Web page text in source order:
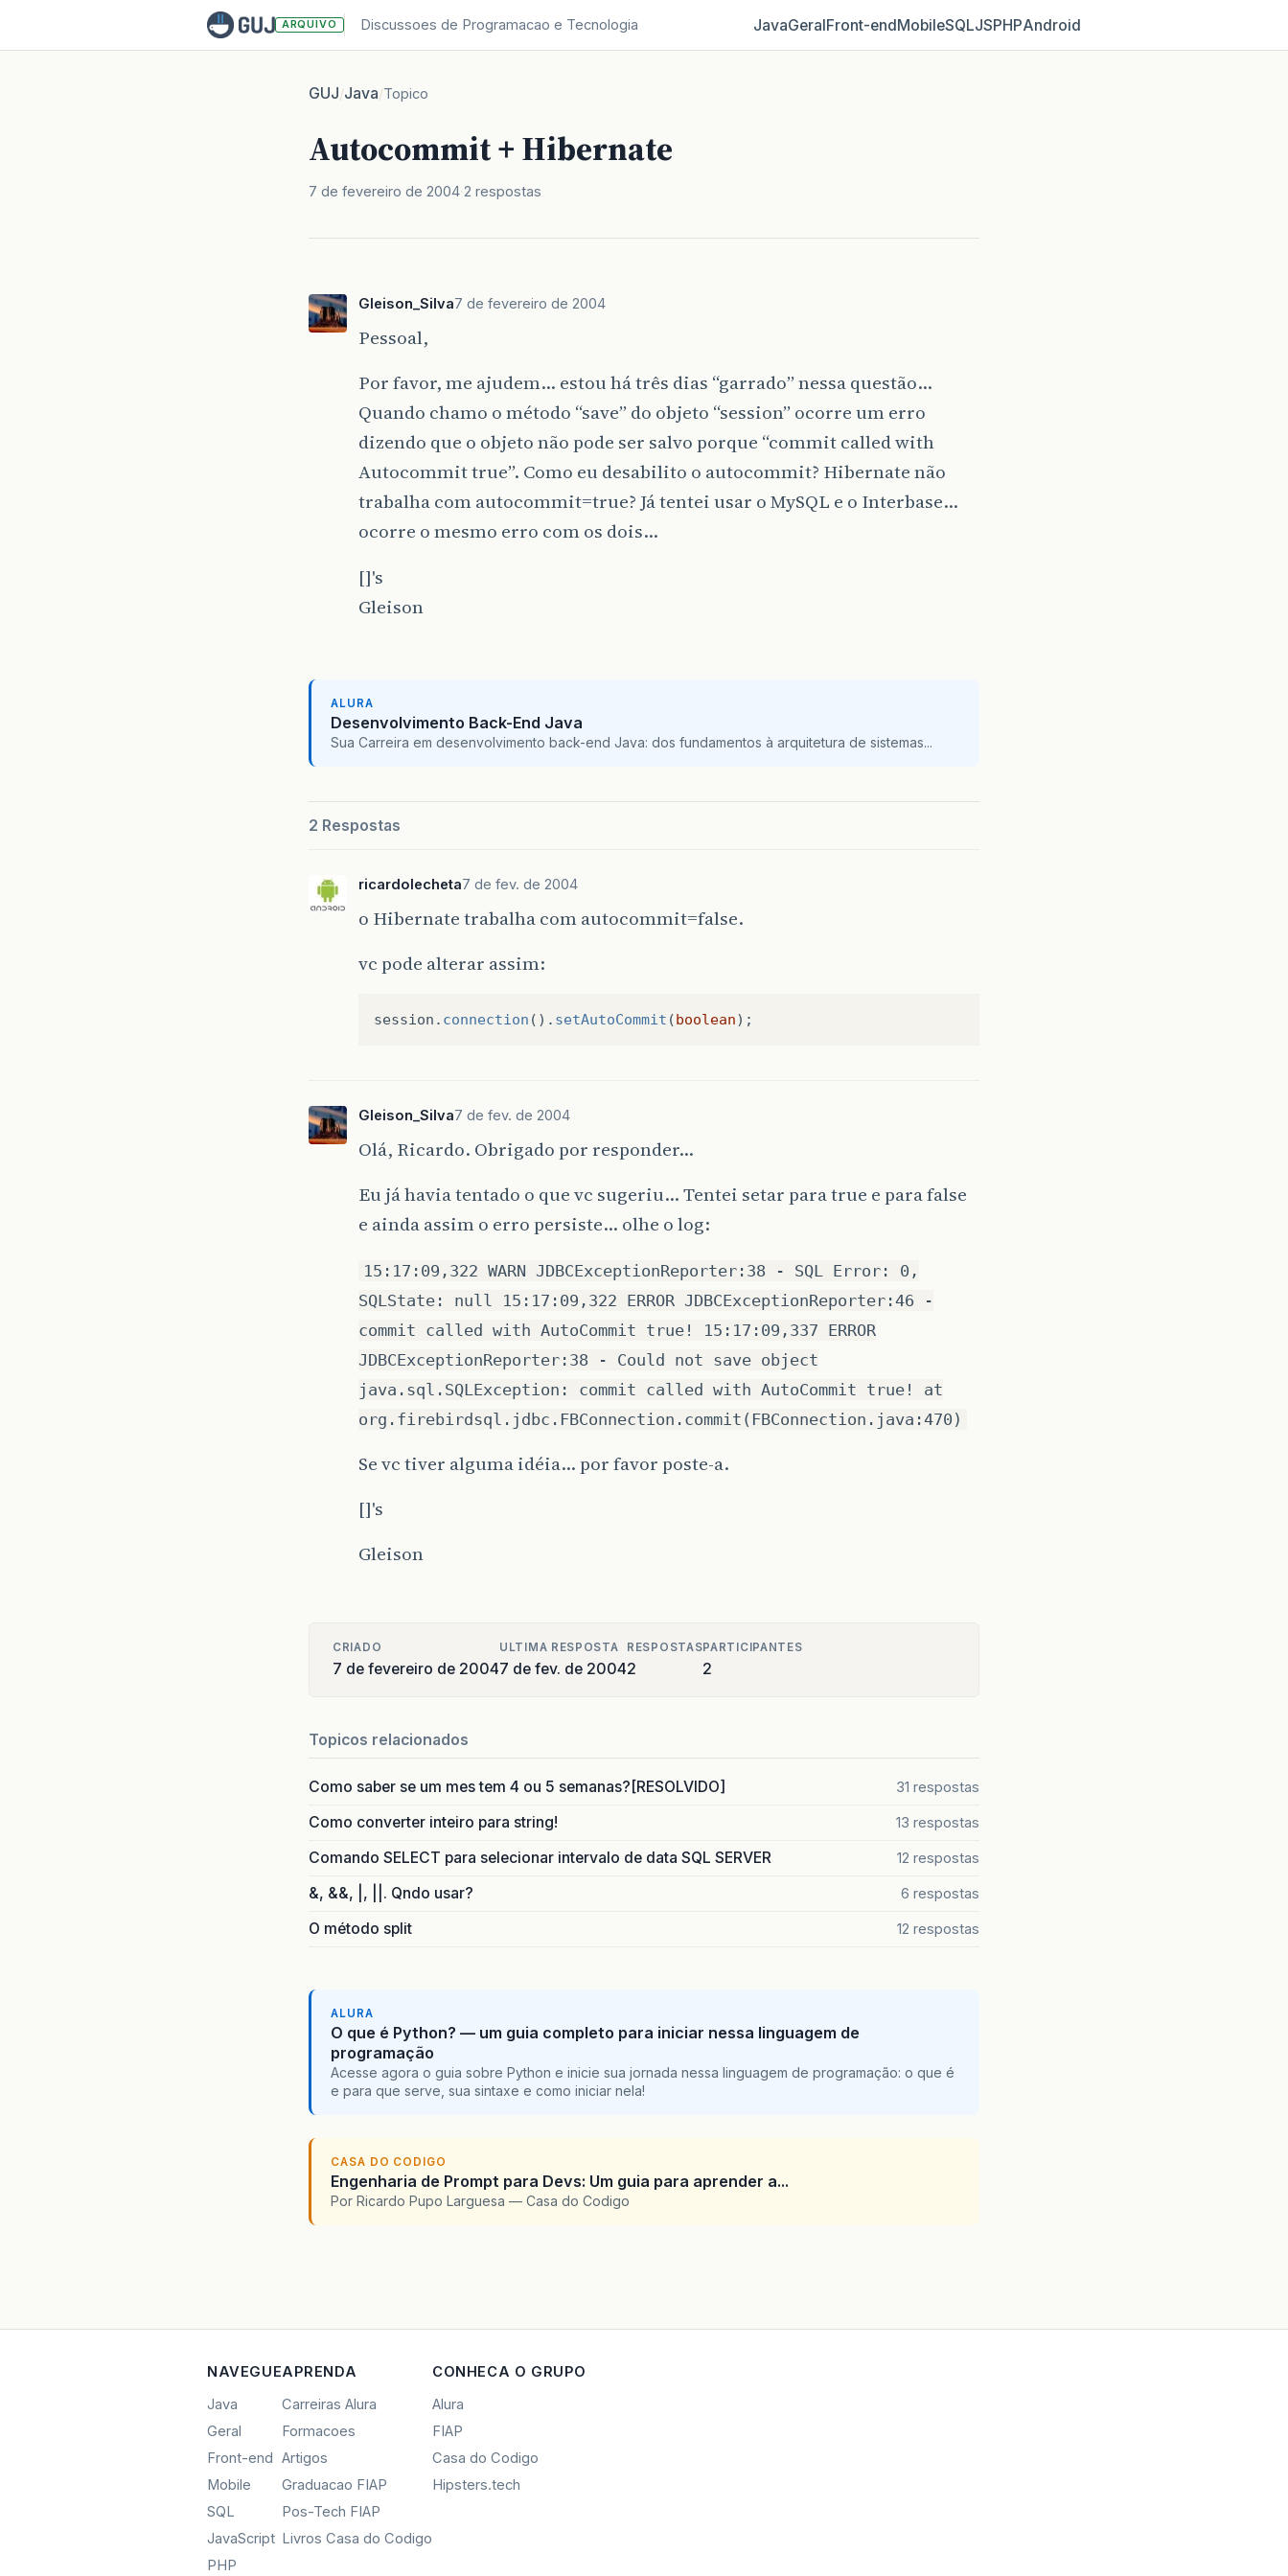
ARQUIVO Discussoes de Programacao e Tecnologia JavaGeralFront‑endMobileSQLJSPHPAndroid
GUJ/Java/Topico
Autocommit + Hibernate
7 de fevereiro de 2004 2 respostas
Gleison_Silva7 de fevereiro de 2004
Pessoal,
Por favor, me ajudem… estou há três dias “garrado” nessa questão…
Quando chamo o método “save” do objeto “session” ocorre um erro
dizendo que o objeto não pode ser salvo porque “commit called with
Autocommit true”. Como eu desabilito o autocommit? Hibernate não
trabalha com autocommit=true? Já tentei usar o MySQL e o Interbase…
ocorre o mesmo erro com os dois…
[]'s
Gleison
ALURA
Desenvolvimento Back-End Java
Sua Carreira em desenvolvimento back-end Java: dos fundamentos à arquitetura de sistemas...
2 Respostas
ricardolecheta7 de fev. de 2004
o Hibernate trabalha com autocommit=false.
vc pode alterar assim:
session . connection (). setAutoCommit (boolean);
Gleison_Silva7 de fev. de 2004
Olá, Ricardo. Obrigado por responder…
Eu já havia tentado o que vc sugeriu… Tentei setar para true e para false
e ainda assim o erro persiste… olhe o log:
15:17:09,322 WARN JDBCExceptionReporter:38 - SQL Error: 0,
SQLState: null 15:17:09,322 ERROR JDBCExceptionReporter:46 -
commit called with AutoCommit true! 15:17:09,337 ERROR
JDBCExceptionReporter:38 - Could not save object
java.sql.SQLException: commit called with AutoCommit true! at
org.firebirdsql.jdbc.FBConnection.commit(FBConnection.java:470)
Se vc tiver alguma idéia… por favor poste-a.
[]'s
Gleison
CRIADO
7 de fevereiro de 2004
ULTIMA RESPOSTA
7 de fev. de 2004
RESPOSTAS
2
PARTICIPANTES
2
Topicos relacionados
Como saber se um mes tem 4 ou 5 semanas?[RESOLVIDO] 31 respostas
Como converter inteiro para string! 13 respostas
Comando SELECT para selecionar intervalo de data SQL SERVER 12 respostas
&, &&, |, ||. Qndo usar? 6 respostas
O método split 12 respostas
ALURA
O que é Python? — um guia completo para iniciar nessa linguagem de
programação
Acesse agora o guia sobre Python e inicie sua jornada nessa linguagem de programação: o que é
e para que serve, sua sintaxe e como iniciar nela!
CASA DO CODIGO
Engenharia de Prompt para Devs: Um guia para aprender a...
Por Ricardo Pupo Larguesa — Casa do Codigo
NAVEGUE
Java
Geral
Front-end
Mobile
SQL
JavaScript
PHP
APRENDA
Carreiras Alura
Formacoes
Artigos
Graduacao FIAP
Pos-Tech FIAP
Livros Casa do Codigo
CONHECA O GRUPO
Alura
FIAP
Casa do Codigo
Hipsters.tech